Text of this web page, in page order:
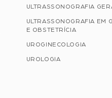
ULTRASSONOGRAFIA
ULTRASSONOGRAFIA EM
E OBSTETRÍCIA
UROGINECOLOGIA
UROLOGIA